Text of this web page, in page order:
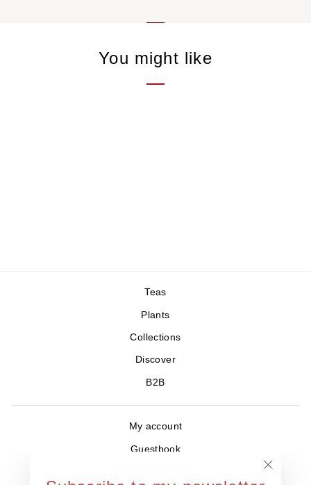
You might like
Teas
Plants
Collections
Discover
B2B
My account
Guestbook